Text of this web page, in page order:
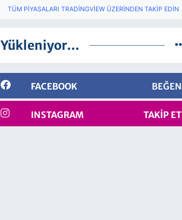
TÜM PIYASALARI TRADINGVIEW ÜZERINDEN TAKIP EDIN
Yükleniyor...
FACEBOOK BEĞEN
INSTAGRAM TAKIP ET